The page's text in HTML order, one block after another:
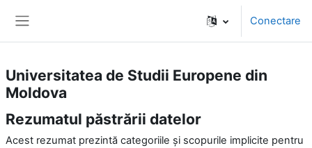
Conectare
Universitatea de Studii Europene din
Moldova
Rezumatul păstrării datelor
Acest rezumat prezintă categoriile și scopurile implicite pentru